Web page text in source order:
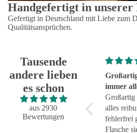
Handgefertigt in
Gefertigt in Deutschland mit Liebe zum
Qualitätsansprüchen.
Tausende
andere lieben
es schon
aus 2930
Bewertungen
Super!
Super!
immer
und
Großartig
alles
fehlerfrei
Flasche